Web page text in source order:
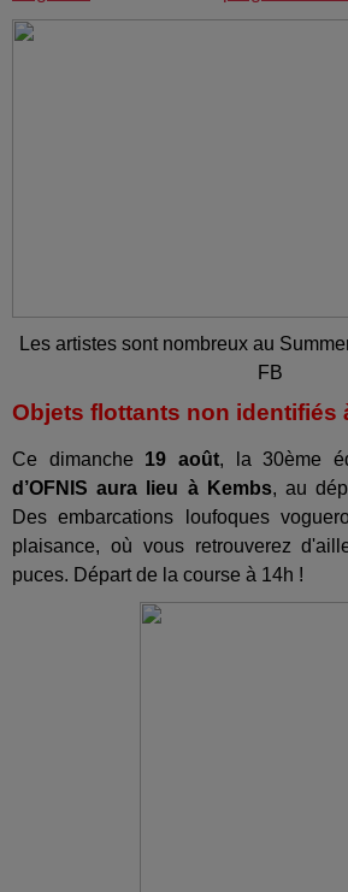
Les artistes sont nombreux au
FB
Objets flottants non identifiés
Ce dimanche 19 août, la 30ème
d’OFNIS aura lieu à Kembs, au
Des embarcations loufoques
plaisance, où vous retrouverez
puces. Départ de la course à 14h !